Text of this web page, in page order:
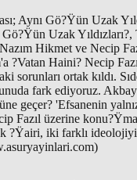
Aynı Gö?Ÿün Uzak
Gö?Ÿün Uzak
Hikmet ve Necip
?Vatan Haini? Necip
ortak kıldı.
fark ediyoruz.
geçer? 'Efsanenin
Fazıl üzerine
?Ÿairi, iki farklı